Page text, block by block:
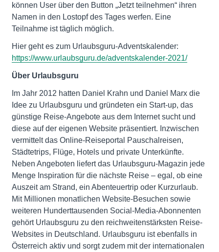
können User über den Button „Jetzt teilnehmen“ ihren
Namen in den Lostopf des Tages werfen. Eine
Teilnahme ist täglich möglich.
Hier geht es zum Urlaubsguru-Adventskalender:
https://www.urlaubsguru.de/adventskalender-2021/
Über Urlaubsguru
Im Jahr 2012 hatten Daniel Krahn und Daniel Marx die
Idee zu Urlaubsguru und gründeten ein Start-up, das
günstige Reise-Angebote aus dem Internet sucht und
diese auf der eigenen Website präsentiert. Inzwischen
vermittelt das Online-Reiseportal Pauschalreisen,
Städtetrips, Flüge, Hotels und private Unterkünfte.
Neben Angeboten liefert das Urlaubsguru-Magazin jede
Menge Inspiration für die nächste Reise – egal, ob eine
Auszeit am Strand, ein Abenteuertrip oder Kurzurlaub.
Mit Millionen monatlichen Website-Besuchen sowie
weiteren Hunderttausenden Social-Media-Abonnenten
gehört Urlaubsguru zu den reichweitenstärksten Reise-
Websites in Deutschland. Urlaubsguru ist ebenfalls in
Österreich aktiv und sorgt zudem mit der internationalen